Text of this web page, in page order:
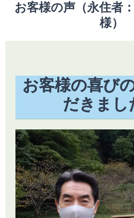
お客様の声（永住者
様）
お客様の喜び
だきまし